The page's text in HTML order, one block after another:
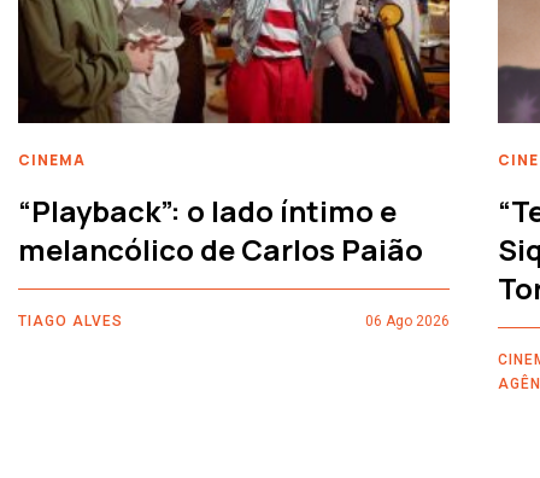
CINEMA
“Playback”: o lado íntimo e
melancólico de Carlos Paião
TIAGO ALVES 06 Ago 2026